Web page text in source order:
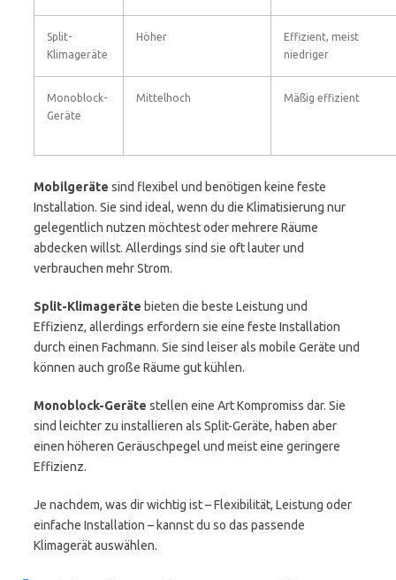
Split-
Klimageräte
Höher
Effizient, meist
niedriger
Monoblock-
Geräte
Mittelhoch Mäßig effizient
Mobilgeräte sind flexibel und benötigen keine feste
Installation. Sie sind ideal, wenn du die Klimatisierung nur
gelegentlich nutzen möchtest oder mehrere Räume
abdecken willst. Allerdings sind sie oft lauter und
verbrauchen mehr Strom.
Split-Klimageräte bieten die beste Leistung und
Effizienz, allerdings erfordern sie eine feste Installation
durch einen Fachmann. Sie sind leiser als mobile Geräte und
können auch große Räume gut kühlen.
Monoblock-Geräte stellen eine Art Kompromiss dar. Sie
sind leichter zu installieren als Split-Geräte, haben aber
einen höheren Geräuschpegel und meist eine geringere
Effizienz.
Je nachdem, was dir wichtig ist – Flexibilität, Leistung oder
einfache Installation – kannst du so das passende
Klimagerät auswählen.